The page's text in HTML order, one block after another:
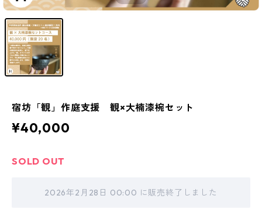
宿坊「観」作庭支援 観×大楠漆椀セット
¥40,000
SOLD OUT
2026年2月28日 00:00 に販売終了しました